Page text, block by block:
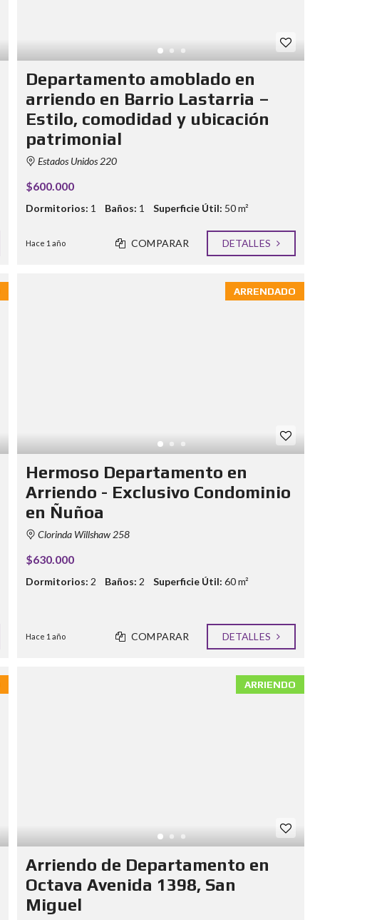
Departamento amoblado en
arriendo en Barrio Lastarria –
Estilo, comodidad y ubicación
patrimonial
Estados Unidos 220
$600.000
Dormitorios: 1 Baños: 1 Superficie Útil: 50 m²
Hace 1 año COMPARAR DETALLES
ARRENDADO
Hermoso Departamento en
Arriendo - Exclusivo Condominio
en Ñuñoa
Clorinda Willshaw 258
$630.000
Dormitorios: 2 Baños: 2 Superficie Útil: 60 m²
Hace 1 año COMPARAR DETALLES
ARRIENDO
Arriendo de Departamento en
Octava Avenida 1398, San
Miguel